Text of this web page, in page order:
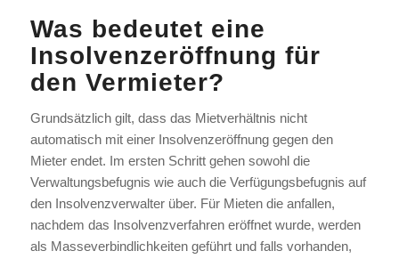
Was bedeutet eine
Insolvenzeröffnung für
den Vermieter?
Grundsätzlich gilt, dass das Mietverhältnis nicht
automatisch mit einer Insolvenzeröffnung gegen den
Mieter endet. Im ersten Schritt gehen sowohl die
Verwaltungsbefugnis wie auch die Verfügungsbefugnis auf
den Insolvenzverwalter über. Für Mieten die anfallen,
nachdem das Insolvenzverfahren eröffnet wurde, werden
als Masseverbindlichkeiten geführt und falls vorhanden,